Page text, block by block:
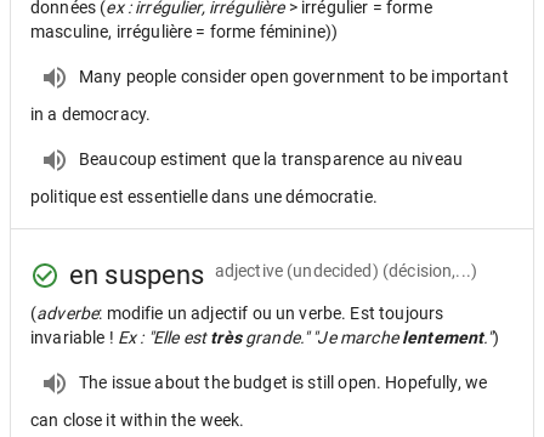
données (ex : irrégulier, irrégulière> irrégulier = forme
masculine, irrégulière = forme féminine))
Many people consider open government to be important
in a democracy.
Beaucoup estiment que la transparence au niveau
politique est essentielle dans une démocratie.
en suspens adjective (undecided) (décision,...)
(adverbe: modifie un adjectif ou un verbe. Est toujours
invariable ! Ex : "Elle esttrèsgrande." "Je marchelentement.")
The issue about the budget is still open. Hopefully, we
can close it within the week.